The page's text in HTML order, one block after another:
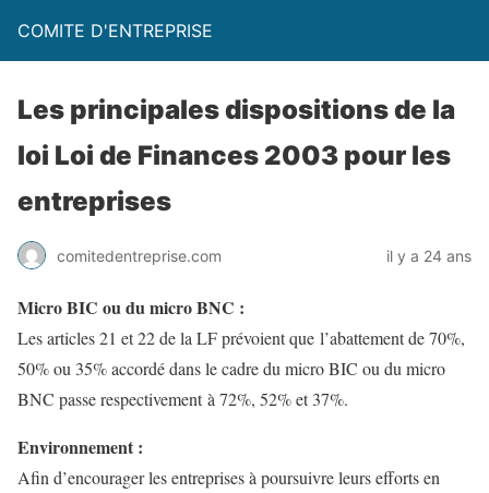
COMITE D'ENTREPRISE
Les principales dispositions de la
loi Loi de Finances 2003 pour les
entreprises
comitedentreprise.com il y a 24 ans
Micro BIC ou du micro BNC :
Les articles 21 et 22 de la LF prévoient que l’abattement de 70%,
50% ou 35% accordé dans le cadre du micro BIC ou du micro
BNC passe respectivement à 72%, 52% et 37%.
Environnement :
Afin d’encourager les entreprises à poursuivre leurs efforts en